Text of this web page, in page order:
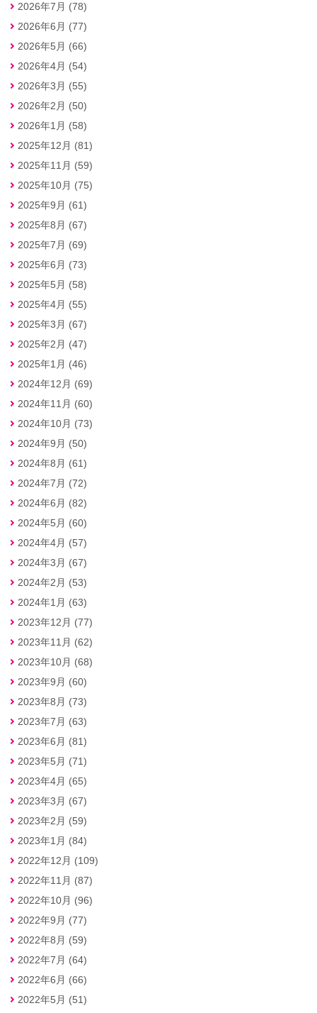
2026年7月 (78)
2026年6月 (77)
2026年5月 (66)
2026年4月 (54)
2026年3月 (55)
2026年2月 (50)
2026年1月 (58)
2025年12月 (81)
2025年11月 (59)
2025年10月 (75)
2025年9月 (61)
2025年8月 (67)
2025年7月 (69)
2025年6月 (73)
2025年5月 (58)
2025年4月 (55)
2025年3月 (67)
2025年2月 (47)
2025年1月 (46)
2024年12月 (69)
2024年11月 (60)
2024年10月 (73)
2024年9月 (50)
2024年8月 (61)
2024年7月 (72)
2024年6月 (82)
2024年5月 (60)
2024年4月 (57)
2024年3月 (67)
2024年2月 (53)
2024年1月 (63)
2023年12月 (77)
2023年11月 (62)
2023年10月 (68)
2023年9月 (60)
2023年8月 (73)
2023年7月 (63)
2023年6月 (81)
2023年5月 (71)
2023年4月 (65)
2023年3月 (67)
2023年2月 (59)
2023年1月 (84)
2022年12月 (109)
2022年11月 (87)
2022年10月 (96)
2022年9月 (77)
2022年8月 (59)
2022年7月 (64)
2022年6月 (66)
2022年5月 (51)